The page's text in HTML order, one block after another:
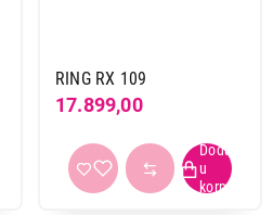
RING RX 109
17.899,00